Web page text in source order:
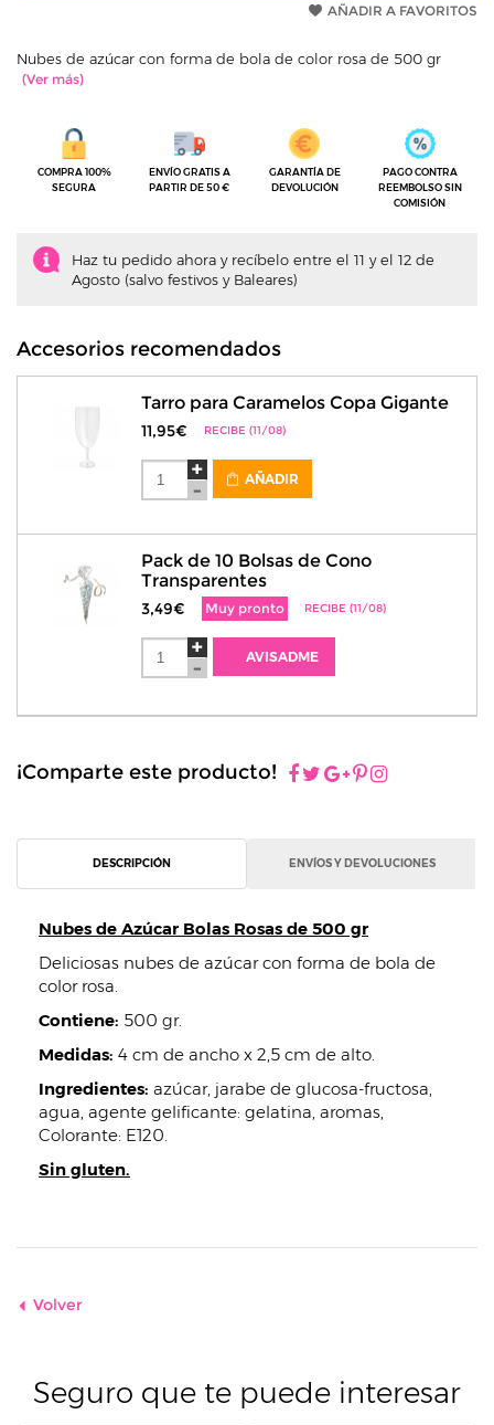
AÑADIR A FAVORITOS
Nubes de azúcar con forma de bola de color rosa de 500 gr
COMPRA 100%
SEGURA
ENVÍO GRATIS A
PARTIR DE 50 €
GARANTÍA DE
DEVOLUCIÓN
PAGO CONTRA
REEMBOLSO SIN
COMISIÓN
Haz tu pedido ahora y recíbelo entre el 11 y el 12 de
Agosto (salvo festivos y Baleares)
Accesorios recomendados
Tarro para Caramelos Copa Gigante
11,95€ RECIBE (11/08)
AÑADIR
Pack de 10 Bolsas de Cono
Transparentes
3,49€ Muy pronto RECIBE (11/08)
AVISADME
¡Comparte este producto!
DESCRIPCIÓN ENVÍOS Y DEVOLUCIONES
Nubes de Azúcar Bolas Rosas de 500 gr
Deliciosas nubes de azúcar con forma de bola de
color rosa.
Contiene: 500 gr.
Medidas: 4 cm de ancho x 2,5 cm de alto.
Ingredientes: azúcar, jarabe de glucosa-fructosa,
agua, agente gelificante: gelatina, aromas,
Colorante: E120.
Sin gluten.
Volver
Seguro que te puede interesar